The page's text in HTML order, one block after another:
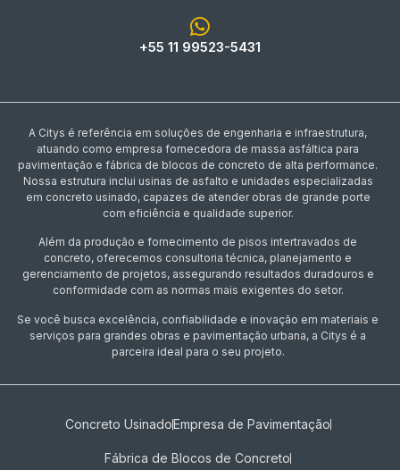
+55 11 99523-5431
A Citys é referência em soluções de engenharia e infraestrutura,
atuando como empresa fornecedora de massa asfáltica para
pavimentação e fábrica de blocos de concreto de alta performance.
Nossa estrutura inclui usinas de asfalto e unidades especializadas
em concreto usinado, capazes de atender obras de grande porte
com eficiência e qualidade superior.
Além da produção e fornecimento de pisos intertravados de
concreto, oferecemos consultoria técnica, planejamento e
gerenciamento de projetos, assegurando resultados duradouros e
conformidade com as normas mais exigentes do setor.
Se você busca excelência, confiabilidade e inovação em materiais e
serviços para grandes obras e pavimentação urbana, a Citys é a
parceira ideal para o seu projeto.
Concreto UsinadoEmpresa de Pavimentação
Fábrica de Blocos de Concreto